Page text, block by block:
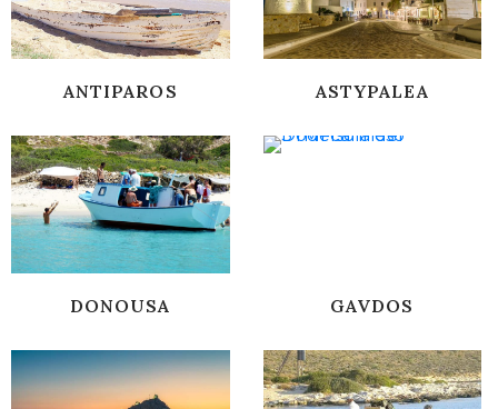
ANTIPAROS ASTYPALEA
DONOUSA GAVDOS